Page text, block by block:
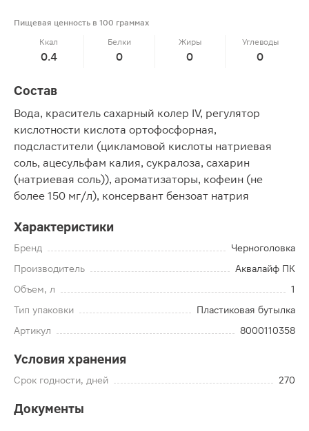
Пищевая ценность в 100 граммах
Ккал
0.4
Белки
0
Жиры
0
Углеводы
0
Состав
Вода, краситель сахарный колер IV, регулятор
кислотности кислота ортофосфорная,
подсластители (цикламовой кислоты натриевая
соль, ацесульфам калия, сукралоза, сахарин
(натриевая соль)), ароматизаторы, кофеин (не
более 150 мг/л), консервант бензоат натрия
Характеристики
Бренд
Черноголовка
Производитель
Аквалайф ПК
Объем, л
1
Тип упаковки
Пластиковая бутылка
Артикул
8000110358
Условия хранения
Срок годности, дней 270
Документы